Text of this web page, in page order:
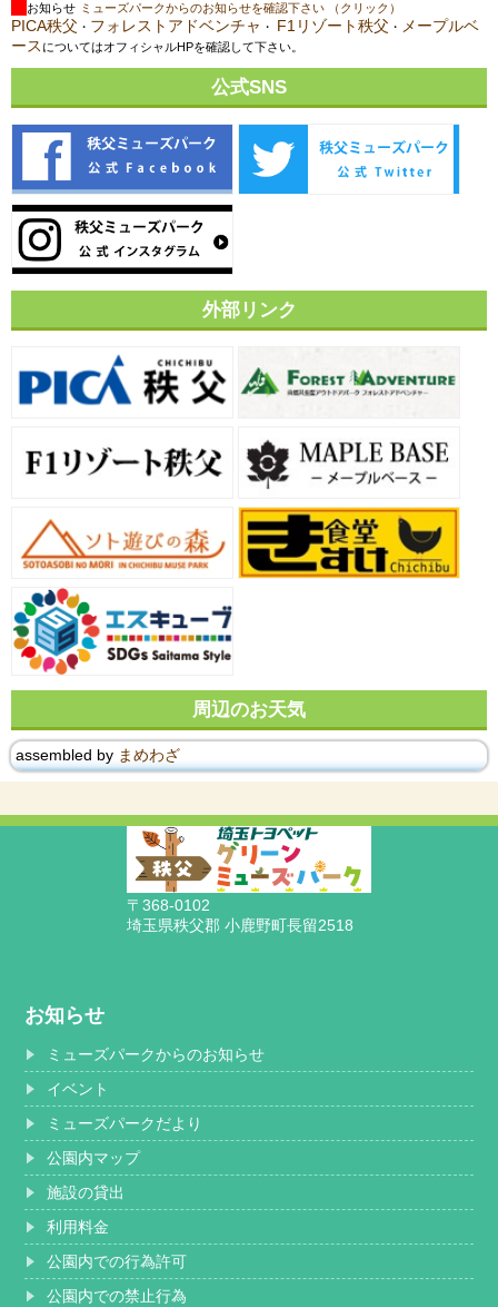
お知らせ ミューズパークからのお知らせを確認下さい （クリック）
PICA秩父 ・ フォレストアドベンチャ ・ F1リゾート秩父 ・ メープルベ
ース についてはオフィシャルHPを確認して下さい。
公式SNS
外部リンク
周辺のお天気
assembled by まめわざ
〒368-0102
埼玉県秩父郡 小鹿野町長留2518
お知らせ
ミューズパークからのお知らせ
イベント
ミューズパークだより
公園内マップ
施設の貸出
利用料金
公園内での行為許可
公園内での禁止行為